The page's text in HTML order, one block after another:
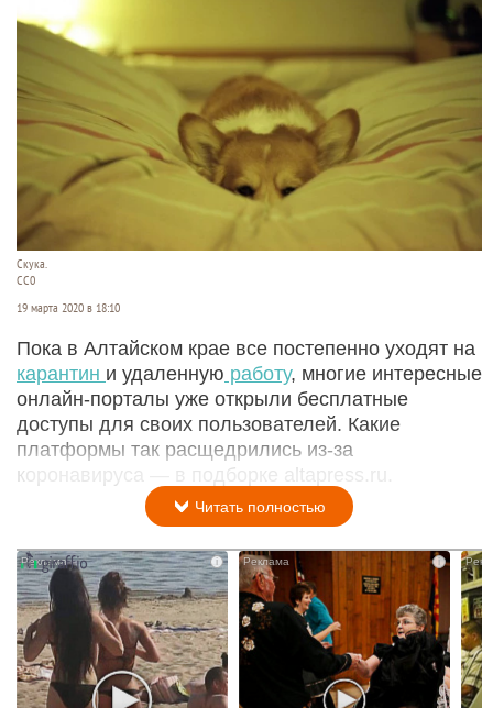
Скука.
CC0
19 марта 2020 в 18:10
Пока в Алтайском крае все постепенно уходят на
карантин и удаленную работу, многие интересные
онлайн-порталы уже открыли бесплатные
доступы для своих пользователей. Какие
платформы так расщедрились из-за
коронавируса — в подборке altapress.ru.
Читать полностью
i